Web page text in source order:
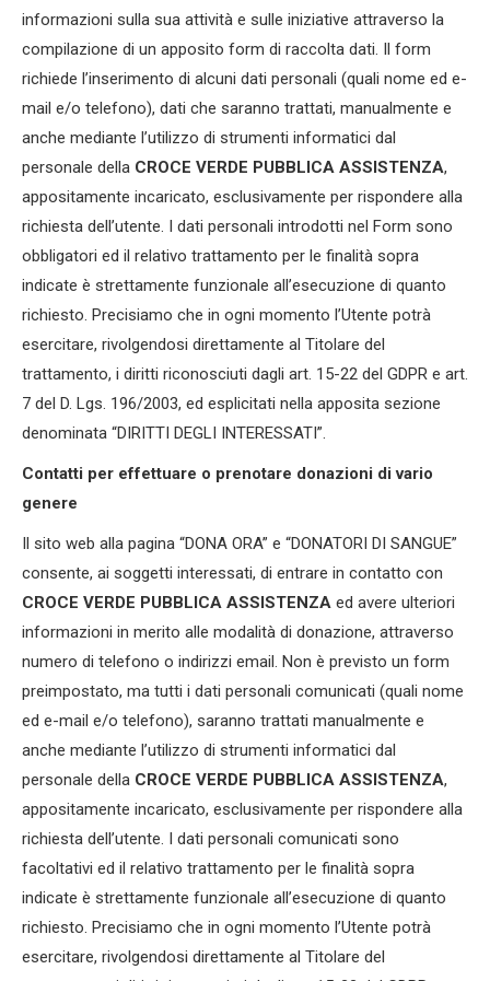
informazioni sulla sua attività e sulle iniziative attraverso la
compilazione di un apposito form di raccolta dati. Il form
richiede l’inserimento di alcuni dati personali (quali nome ed e-
mail e/o telefono), dati che saranno trattati, manualmente e
anche mediante l’utilizzo di strumenti informatici dal
personale della CROCE VERDE PUBBLICA ASSISTENZA,
appositamente incaricato, esclusivamente per rispondere alla
richiesta dell’utente. I dati personali introdotti nel Form sono
obbligatori ed il relativo trattamento per le finalità sopra
indicate è strettamente funzionale all’esecuzione di quanto
richiesto. Precisiamo che in ogni momento l’Utente potrà
esercitare, rivolgendosi direttamente al Titolare del
trattamento, i diritti riconosciuti dagli art. 15-22 del GDPR e art.
7 del D. Lgs. 196/2003, ed esplicitati nella apposita sezione
denominata “DIRITTI DEGLI INTERESSATI”.
Contatti per effettuare o prenotare donazioni di vario
genere
Il sito web alla pagina “DONA ORA” e “DONATORI DI SANGUE”
consente, ai soggetti interessati, di entrare in contatto con
CROCE VERDE PUBBLICA ASSISTENZA ed avere ulteriori
informazioni in merito alle modalità di donazione, attraverso
numero di telefono o indirizzi email. Non è previsto un form
preimpostato, ma tutti i dati personali comunicati (quali nome
ed e-mail e/o telefono), saranno trattati manualmente e
anche mediante l’utilizzo di strumenti informatici dal
personale della CROCE VERDE PUBBLICA ASSISTENZA,
appositamente incaricato, esclusivamente per rispondere alla
richiesta dell’utente. I dati personali comunicati sono
facoltativi ed il relativo trattamento per le finalità sopra
indicate è strettamente funzionale all’esecuzione di quanto
richiesto. Precisiamo che in ogni momento l’Utente potrà
esercitare, rivolgendosi direttamente al Titolare del